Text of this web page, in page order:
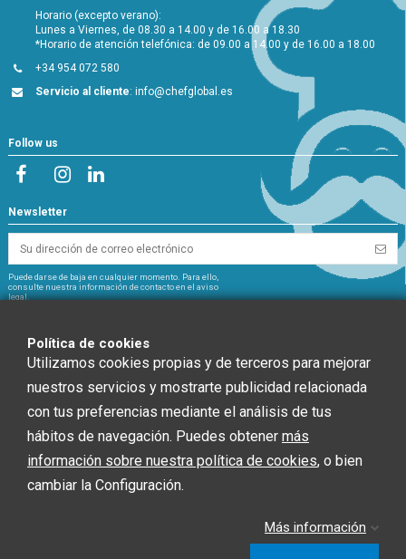
Horario (excepto verano):
Lunes a Viernes, de 08.30 a 14.00 y de 16.00 a 18.30
*Horario de atención telefónica: de 09.00 a 14.00 y de 16.00 a 18.00
+34 954 072 580
Servicio al cliente:info@chefglobal.es
Follow us
Newsletter
Puede darse de baja en cualquier momento. Para ello,
consulte nuestra información de contacto en el aviso
legal.
CHEF GLOBAL 2014 SOCIEDAD LIMITADA ha recibido una ayuda de la Unión
Europea con cargo al Fondo NextGenerationEU, en el marco del Plan de
Recuperación, Trasformación y Resiliencia, para INSTALACIÓN SOLAR
FOTOVOLTAICA dentro del programa de incentivos ligados al autoconsumo y
almacenamiento, con fuentes de Energía renovable, así como la
la Junta de Andalucía, a través de la Agencia Andaluza de la Energía.”
Política de cookies
Utilizamos cookies propias y de terceros para mejorar
nuestros servicios y mostrarte publicidad relacionada
con tus preferencias mediante el análisis de tus
hábitos de navegación. Puedes obtener más
información sobre nuestra política de cookies, o bien
cambiar la Configuración.
Más información